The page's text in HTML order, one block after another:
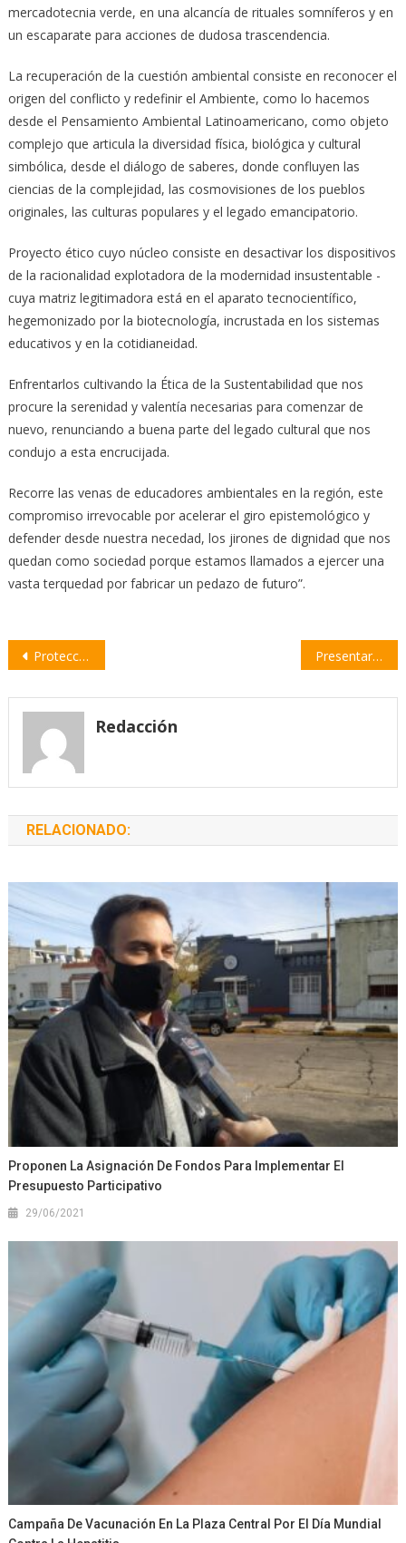
mercadotecnia verde, en una alcancía de rituales somníferos y en
un escaparate para acciones de dudosa trascendencia.
La recuperación de la cuestión ambiental consiste en reconocer el
origen del conflicto y redefinir el Ambiente, como lo hacemos
desde el Pensamiento Ambiental Latinoamericano, como objeto
complejo que articula la diversidad física, biológica y cultural
simbólica, desde el diálogo de saberes, donde confluyen las
ciencias de la complejidad, las cosmovisiones de los pueblos
originales, las culturas populares y el legado emancipatorio.
Proyecto ético cuyo núcleo consiste en desactivar los dispositivos
de la racionalidad explotadora de la modernidad insustentable -
cuya matriz legitimadora está en el aparato tecnocientífico,
hegemonizado por la biotecnología, incrustada en los sistemas
educativos y en la cotidianeidad.
Enfrentarlos cultivando la Ética de la Sustentabilidad que nos
procure la serenidad y valentía necesarias para comenzar de
nuevo, renunciando a buena parte del legado cultural que nos
condujo a esta encrucijada.
Recorre las venas de educadores ambientales en la región, este
compromiso irrevocable por acelerar el giro epistemológico y
defender desde nuestra necedad, los jirones de dignidad que nos
quedan como sociedad porque estamos llamados a ejercer una
vasta terquedad por fabricar un pedazo de futuro”.
Navegación
entradas
Protección Civil difundió recomendaciones para evitar incendios e intoxicaciones por monóxido de carbono Presentaron la maquinaria que se utilizará en el predio de disposición final de residuos
Redacción
RELACIONADO:
Proponen La Asignación De Fondos Para Implementar El
Presupuesto Participativo
29/06/2021
Campaña De Vacunación En La Plaza Central Por El Día Mundial